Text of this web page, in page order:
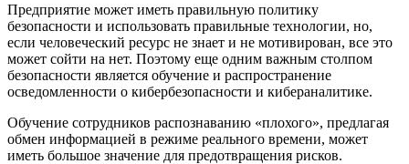
Предприятие может иметь правильную политику
безопасности и использовать правильные технологии, но,
если человеческий ресурс не знает и не мотивирован, все это
может сойти на нет. Поэтому еще одним важным столпом
безопасности является обучение и распространение
осведомленности о кибербезопасности и кибераналитике.
Обучение сотрудников распознаванию «плохого», предлагая
обмен информацией в режиме реального времени, может
иметь большое значение для предотвращения рисков.